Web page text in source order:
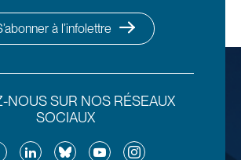
à l’infolettre
NOUS SUR NOS RÉSEAUX
SOCIAUX
LinkedInBlueskyYouTubeInstagram